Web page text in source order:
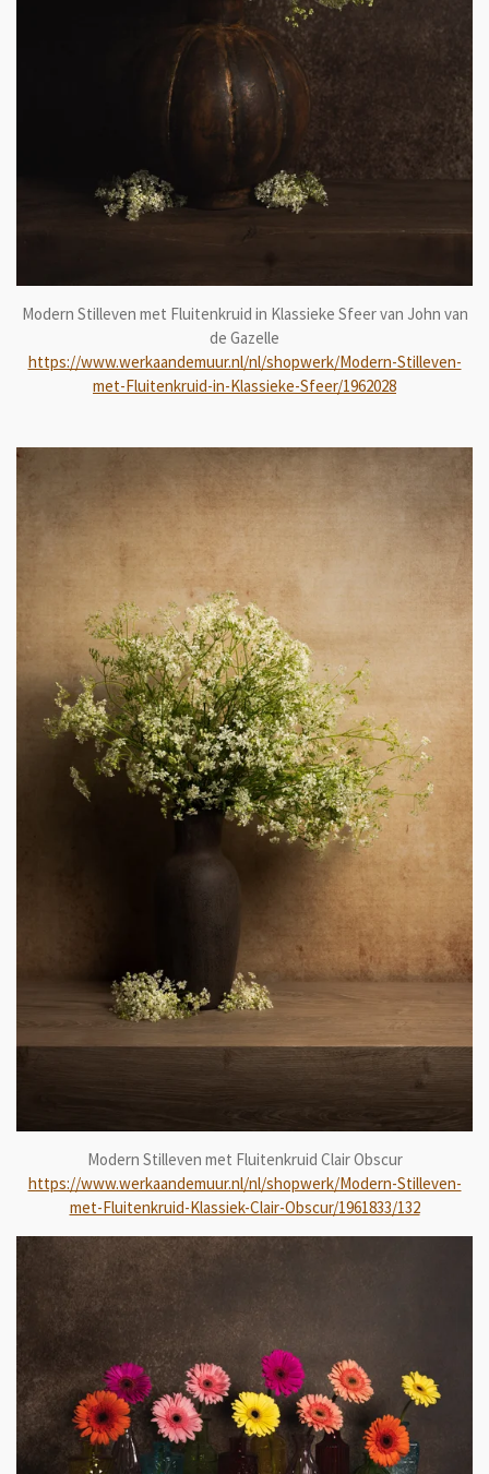
Modern Stilleven met Fluitenkruid in Klassieke Sfeer van John van
de Gazelle
https://www.werkaandemuur.nl/nl/shopwerk/Modern-Stilleven-
met-Fluitenkruid-in-Klassieke-Sfeer/1962028
Modern Stilleven met Fluitenkruid Clair Obscur
https://www.werkaandemuur.nl/nl/shopwerk/Modern-Stilleven-
met-Fluitenkruid-Klassiek-Clair-Obscur/1961833/132